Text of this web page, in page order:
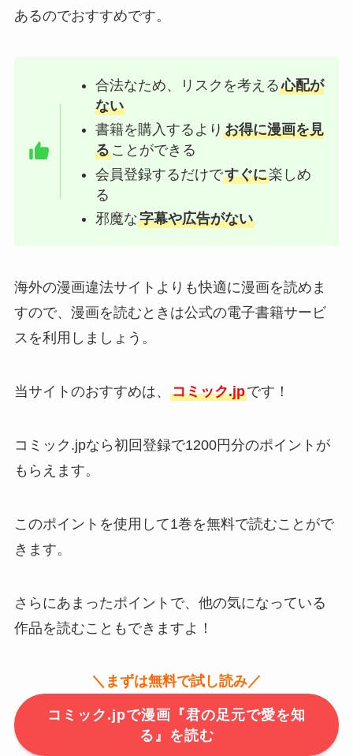
あるのでおすすめです。
合法なため、リスクを考える心配が
ない
書籍を購入するより お得に漫画を見
ることができる
会員登録するだけですぐに楽しめ
る
邪魔な字幕や広告がない
海外の漫画違法サイトよりも快適に漫画を読めま
すので、漫画を読むときは公式の電子書籍サービ
スを利用しましょう。
当サイトのおすすめは、 コミック.jpです！
コミック.jpなら初回登録で1200円分のポイントが
もらえます。
このポイントを使用して1巻を無料で読むことがで
きます。
さらにあまったポイントで、他の気になっている
作品を読むこともできますよ！
＼まずは無料で試し読み／
コミック.jpで漫画『君の足元で愛を知
る』を読む